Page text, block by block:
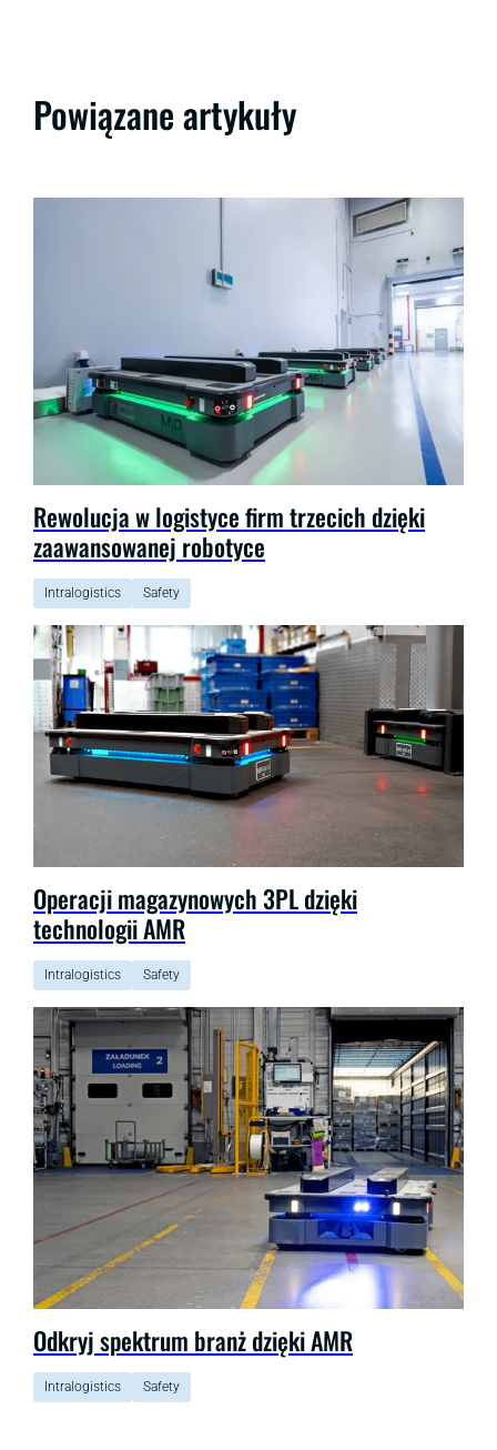
Powiązane artykuły
Rewolucja w logistyce firm trzecich dzięki
zaawansowanej robotyce
Intralogistics Safety
Operacji magazynowych 3PL dzięki
technologii AMR
Intralogistics Safety
Odkryj spektrum branż dzięki AMR
Intralogistics Safety